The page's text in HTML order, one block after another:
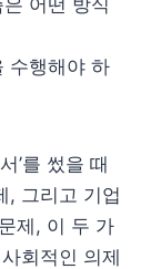
수행해야 하
’를 썼을 때
, 그리고 기업
제, 이 두 가
회적인 의제